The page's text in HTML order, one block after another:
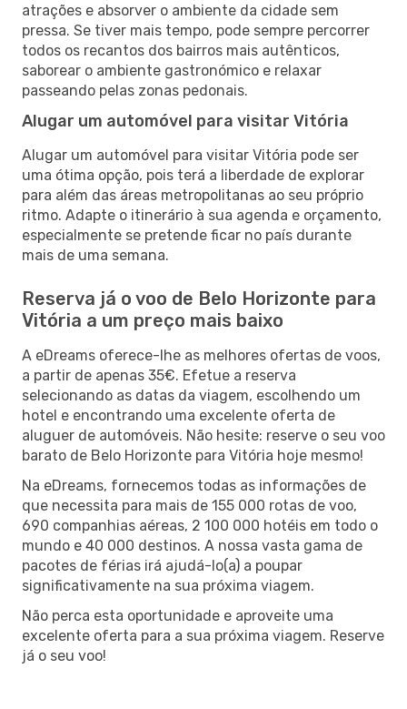
atrações e absorver o ambiente da cidade sem
pressa. Se tiver mais tempo, pode sempre percorrer
todos os recantos dos bairros mais autênticos,
saborear o ambiente gastronómico e relaxar
passeando pelas zonas pedonais.
Alugar um automóvel para visitar Vitória
Alugar um automóvel para visitar Vitória pode ser
uma ótima opção, pois terá a liberdade de explorar
para além das áreas metropolitanas ao seu próprio
ritmo. Adapte o itinerário à sua agenda e orçamento,
especialmente se pretende ficar no país durante
mais de uma semana.
Reserva já o voo de Belo Horizonte para
Vitória a um preço mais baixo
A eDreams oferece-lhe as melhores ofertas de voos,
a partir de apenas 35€. Efetue a reserva
selecionando as datas da viagem, escolhendo um
hotel e encontrando uma excelente oferta de
aluguer de automóveis. Não hesite: reserve o seu voo
barato de Belo Horizonte para Vitória hoje mesmo!
Na eDreams, fornecemos todas as informações de
que necessita para mais de 155 000 rotas de voo,
690 companhias aéreas, 2 100 000 hotéis em todo o
mundo e 40 000 destinos. A nossa vasta gama de
pacotes de férias irá ajudá-lo(a) a poupar
significativamente na sua próxima viagem.
Não perca esta oportunidade e aproveite uma
excelente oferta para a sua próxima viagem. Reserve
já o seu voo!